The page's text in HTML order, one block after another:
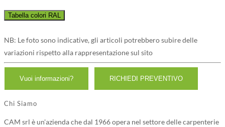
NB: Le foto sono indicative, gli articoli potrebbero subire delle
variazioni rispetto alla rappresentazione sul sito
Chi Siamo
CAM srl è un'azienda che dal 1966 opera nel settore delle carpenterie